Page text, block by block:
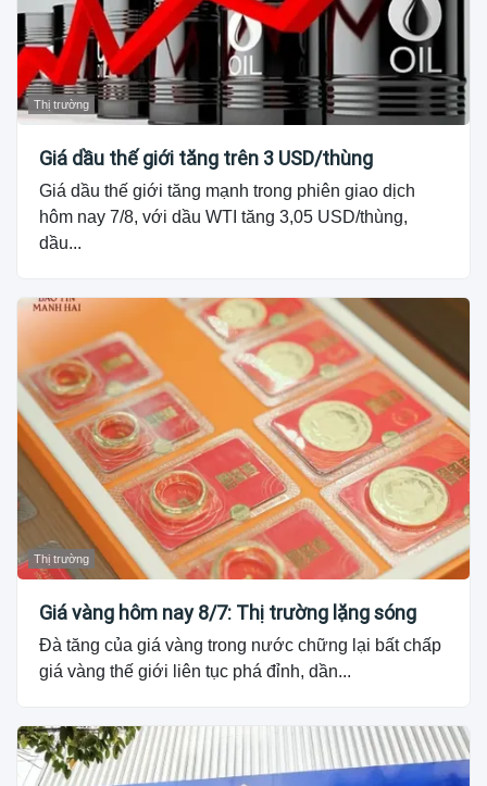
Thị trường
Giá dầu thế giới tăng trên 3 USD/thùng
Giá dầu thế giới tăng mạnh trong phiên giao dịch
hôm nay 7/8, với dầu WTI tăng 3,05 USD/thùng,
dầu...
Thị trường
Giá vàng hôm nay 8/7: Thị trường lặng sóng
Đà tăng của giá vàng trong nước chững lại bất chấp
giá vàng thế giới liên tục phá đỉnh, dần...